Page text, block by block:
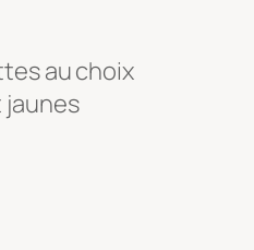
au choix
jaunes